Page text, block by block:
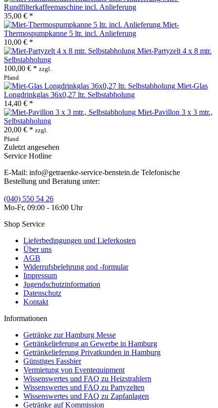
Rundfilterkaffeemaschine incl. Anlieferung
35,00 € *
Miet-
Thermospumpkanne 5 ltr. incl. Anlieferung
10,00 € *
Miet-Partyzelt 4 x 8 mtr.
Selbstabholung
100,00 € * zzgl.
Pfand
Miet-Glas
Longdrinkglas 36x0,27 ltr. Selbstabholung
14,40 € *
Miet-Pavillon 3 x 3 mtr.,
Selbstabholung
20,00 € * zzgl.
Pfand
Zuletzt angesehen
Service Hotline
E-Mail: info@getraenke-service-benstein.de Telefonische
Bestellung und Beratung unter:
(040) 550 54 26
Mo-Fr, 09:00 - 16:00 Uhr
Shop Service
Lieferbedingungen und Lieferkosten
Über uns
AGB
Widerrufsbelehrung und -formular
Impressum
Jugendschutzinformation
Datenschutz
Kontakt
Informationen
Getränke zur Hamburg Messe
Getränkelieferung an Gewerbe in Hamburg
Getränkelieferung Privatkunden in Hamburg
Günstiges Fassbier
Vermietung von Eventequipment
Wissenswertes und FAQ zu Heizstrahlern
Wissenswertes und FAQ zu Partyzelten
Wissenswertes und FAQ zu Zapfanlagen
Getränke auf Kommission